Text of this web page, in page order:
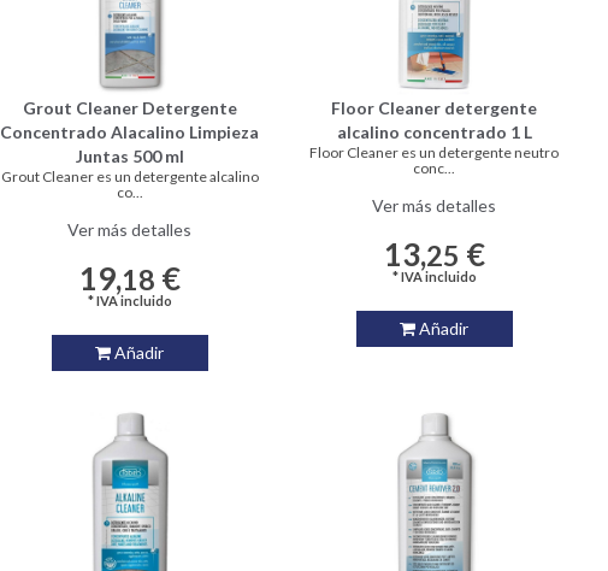
Grout Cleaner Detergente
Concentrado Alacalino Limpieza
Juntas 500 ml
Grout Cleaner es un detergente alcalino
co...
Ver más detalles
19,18 €
* IVA incluido
Añadir
Floor Cleaner detergente
alcalino concentrado 1 L
Floor Cleaner es un detergente neutro
conc...
Ver más detalles
13,25 €
* IVA incluido
Añadir